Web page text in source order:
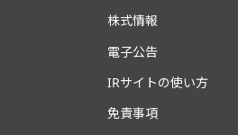
株式情報
電子公告
IRサイトの使い方
免責事項